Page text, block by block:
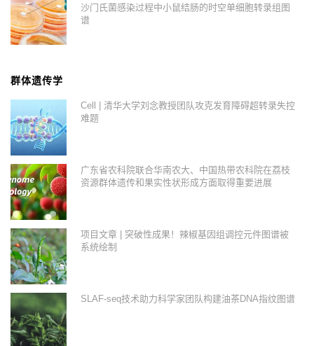
沙门氏菌感染过程中小鼠结肠的时空单细胞转录组图
谱
群体遗传学
Cell | 清华大学刘念教授团队攻克发育障碍超转录失控
难题
广东省农科院联合华南农大、中国热带农科院在荔枝
资源群体遗传和果实性状形成方面取得重要进展
项目文章 | 突破性成果！辣椒基因组调控元件图谱被
系统绘制
SLAF-seq技术助力科学家团队构建油茶DNA指纹图谱